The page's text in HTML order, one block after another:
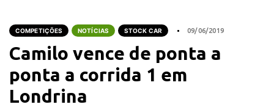
COMPETIÇÕES NOTÍCIAS STOCK CAR 09/06/2019
Camilo vence de ponta a
ponta a corrida 1 em
Londrina